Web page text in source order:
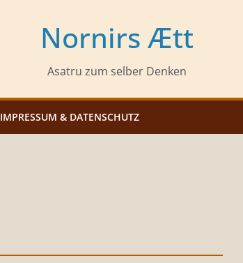
Nornirs Ætt
Asatru zum selber Denken
IMPRESSUM & DATENSCHUTZ